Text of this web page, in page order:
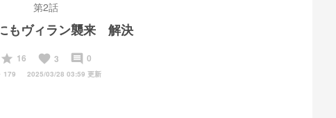
第2話
もヴィラン襲来 解決
start
16 favorite 3 insert_comment 0
179 2025/03/28 03:59 更新